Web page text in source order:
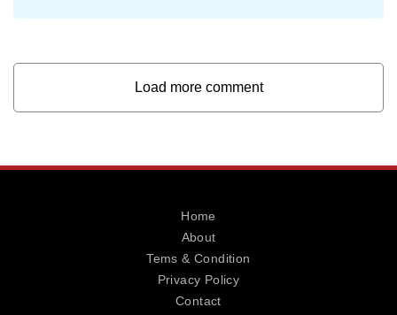
Load more comment
Home
About
Tems & Condition
Privacy Policy
Contact